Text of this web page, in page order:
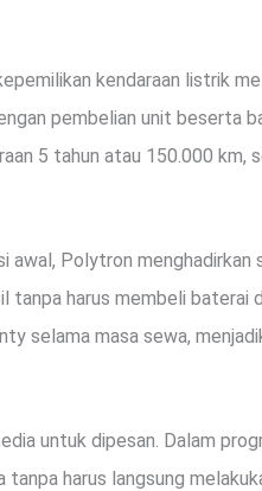
kendaraan listrik
pembelian unit beserta
5 tahun atau 150.000 km,
awal, Polytron
tanpa harus membeli baterai
selama masa sewa,
untuk dipesan. Dalam
harus langsung